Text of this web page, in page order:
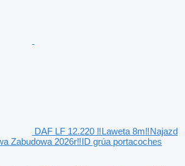
DAF LF 12.220 ‼Laweta 8m‼Najazd
Zabudowa 2026r‼ID grúa portacoches